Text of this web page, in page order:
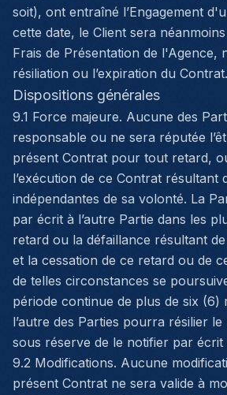
soit), ont entraîné l’Engagement
cette date, le Client sera
Frais de Présentation de l'Agence,
résiliation ou l’expiration du Contrat.
Dispositions générales
9.1 Force majeure. Aucune des
responsable ou ne sera réputée
présent Contrat pour tout retard,
l’exécution de ce Contrat résultant
indépendantes de sa volonté. La
par écrit à l’autre Partie dans les
retard ou la défaillance résultant
et la cessation de ce retard ou de
de telles circonstances se
période continue de plus de six (6)
l’autre des Parties pourra résilier
sous réserve de le notifier par écrit
9.2 Modifications. Aucune
présent Contrat ne sera valide à